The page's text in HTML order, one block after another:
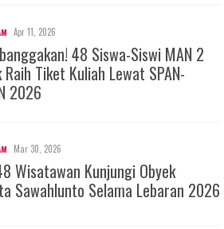
Apr 11, 2026
48 Siswa-Siswi MAN 2
Raih Tiket Kuliah Lewat SPAN-
2026
Mar 30, 2026
Wisatawan Kunjungi Obyek
Sawahlunto Selama Lebaran 2026